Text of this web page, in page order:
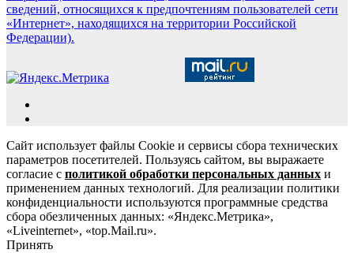
сведений, относящихся к предпочтениям пользователей сети
«Интернет», находящихся на территории Российской
Федерации).
Сайт использует файлы Cookie и сервисы сбора технических
параметров посетителей. Пользуясь сайтом, вы выражаете
согласие с политикой обработки персональных данных и
применением данных технологий. Для реализации политики
конфиденциальности используются программные средства
сбора обезличенных данных: «Яндекс.Метрика»,
«Liveinternet», «top.Mail.ru».
Принять